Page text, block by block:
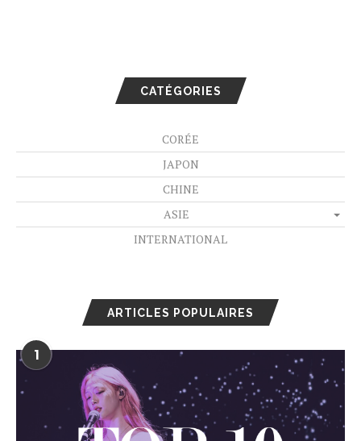
CATÉGORIES
CORÉE
JAPON
CHINE
ASIE
INTERNATIONAL
ARTICLES POPULAIRES
1